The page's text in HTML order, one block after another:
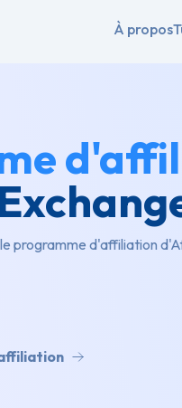
À propos
programme d'affiliation